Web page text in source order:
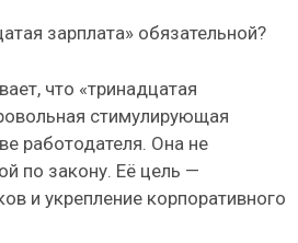
зарплата» обязательной?
что «тринадцатая
стимулирующая
работодателя. Она не
по закону. Её цель —
и укрепление корпоративного